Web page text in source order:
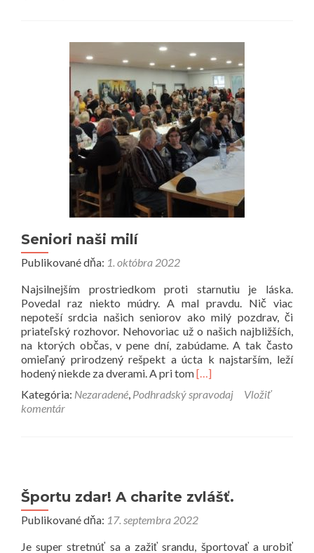
Seniori naši milí
Publikované dňa: 1. októbra 2022
Najsilnejším prostriedkom proti starnutiu je láska.
Povedal raz niekto múdry. A mal pravdu. Nič viac
nepoteší srdcia našich seniorov ako milý pozdrav, či
priateľský rozhovor. Nehovoriac už o našich najbližších,
na ktorých občas, v pene dní, zabúdame. A tak často
omieľaný prirodzený rešpekt a úcta k najstarším, leží
hodený niekde za dverami. A pri tomPrečítať
o
[…]
Kategória: Nezaradené, Podhradský spravodaj
Vložiť
komentár
Športu zdar! A charite zvlášť.
Publikované dňa: 17. septembra 2022
Je super stretnúť sa a zažiť srandu, športovať a urobiť